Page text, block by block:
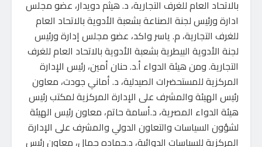
بالاتحاد العام للغرف التجارية، د. هيثم دويدار، عضو مجلس
ادارة ورئيس لجنة الصناعة بشعبة الأدوية بالاتحاد العام
للغرف التجارية، م. ياسر واكد، عضو مجلس إدارة ورئيس
لجنة الأدوية البيطرية بشعبة الأدوية بالاتحاد العام للغرف
التجارية. ومن هيئة الدواء أ.د. حنان أمين، رئيس الإدارة
المركزية للمستحضرات الصيدلية، د. أماني جودت، معاون
رئيس الهيئة والمشرف على الإدارة المركزية لمكتب رئيس
هيئة الدواء المصرية، د.أسامة حاتم، معاون رئيس الهيئة
لشؤون السياسات والتعاون الدولي والمشرف على الإدارة
المركزية للسياسات الدوائية، د.حماده جمال، معاون رئيس